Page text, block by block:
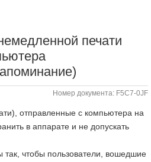
печати
Номер документа: F5C7-0JF
отправленные с компьютера на
в аппарате и не допускать
чтобы пользователи, вошедшие